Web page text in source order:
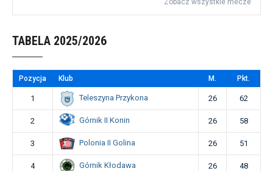
TABELA 2025/2026
Pozycja Klub M. Pkt.
1 Teleszyna Przykona 26 62
2 Górnik II Konin 26 58
3 Polonia II Golina 26 51
4 Górnik Kłodawa 26 48